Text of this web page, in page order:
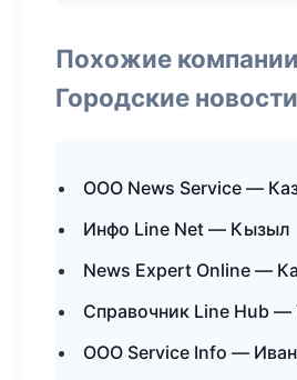
Похожие
Городские
ООО News Service —
Инфо Line Net — Кызыл
News Expert Online —
Справочник Line Hub
ООО Service Info —